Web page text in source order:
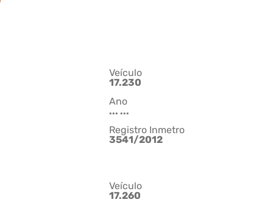
Veículo
17.230
Ano
... ...
Registro Inmetro
3541/2012
Veículo
17.260